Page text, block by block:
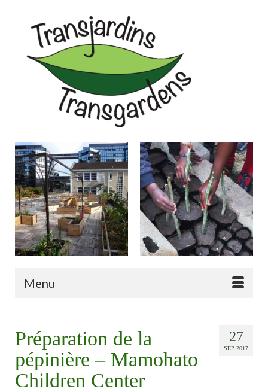
Menu
27
SEP 2017
Préparation de la
pépinière – Mamohato
Children Center